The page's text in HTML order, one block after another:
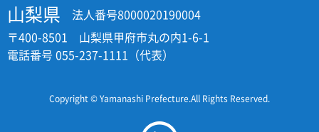
山梨県
法人番号8000020190004
〒400-8501 山梨県甲府市丸の内1-6-1
電話番号 055-237-1111（代表）
Copyright © Yamanashi Prefecture.All Rights Reserved.